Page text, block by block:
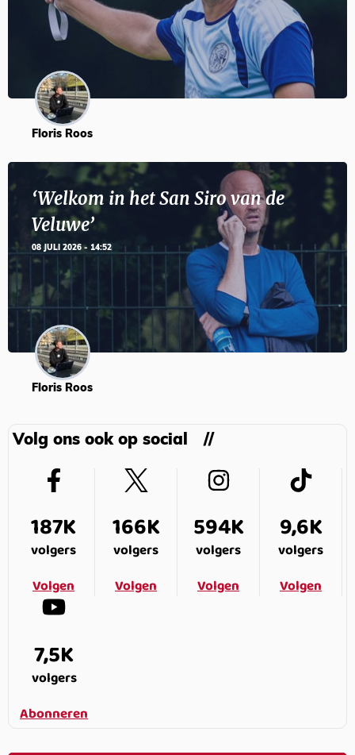
Floris Roos
‘Welkom in het San Siro van de
Veluwe’
08 JULI 2026 - 14:52
Floris Roos
Volg ons ook op social
187K
volgers
Volgen
166K
volgers
Volgen
594K
volgers
Volgen
9,6K
volgers
Volgen
7,5K
volgers
Abonneren